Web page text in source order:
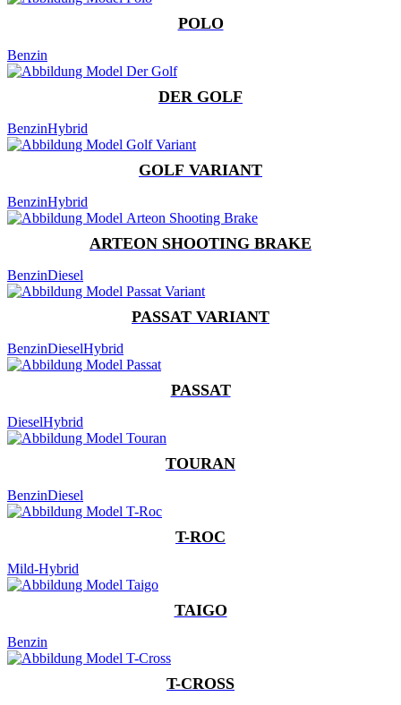
POLO
Benzin
DER GOLF
BenzinHybrid
GOLF VARIANT
BenzinHybrid
ARTEON SHOOTING BRAKE
BenzinDiesel
PASSAT VARIANT
BenzinDieselHybrid
PASSAT
DieselHybrid
TOURAN
BenzinDiesel
T-ROC
Mild-Hybrid
TAIGO
Benzin
T-CROSS